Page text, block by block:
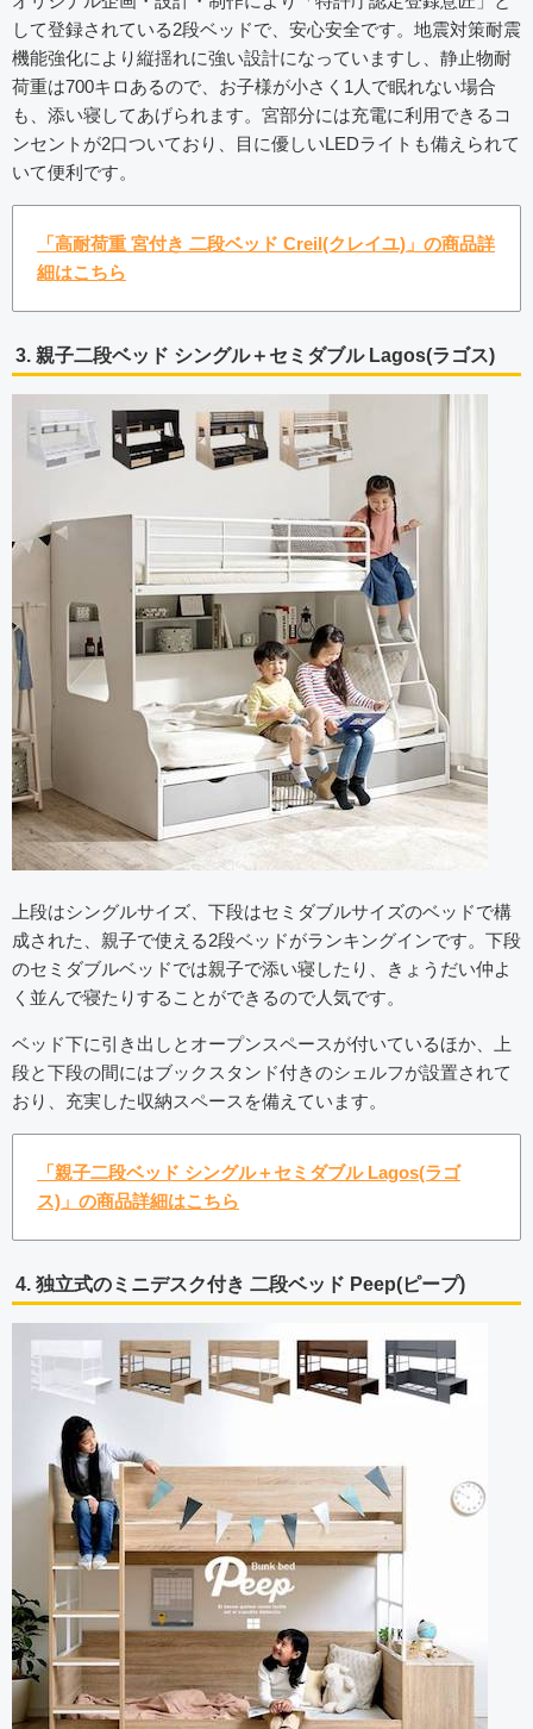
して登録されている2段ベッドで、安心安全です。地震対策耐震
機能強化により縦揺れに強い設計になっていますし、静止物耐
荷重は700キロあるので、お子様が小さく1人で眠れない場合
も、添い寝してあげられます。宮部分には充電に利用できるコ
ンセントが2口ついており、目に優しいLEDライトも備えられて
いて便利です。
「高耐荷重 宮付き 二段ベッド Creil(クレイユ)」の商品詳
細はこちら
3. 親子二段ベッド シングル＋セミダブル Lagos(ラゴス)
上段はシングルサイズ、下段はセミダブルサイズのベッドで構
成された、親子で使える2段ベッドがランキングインです。下段
のセミダブルベッドでは親子で添い寝したり、きょうだい仲よ
く並んで寝たりすることができるので人気です。
ベッド下に引き出しとオープンスペースが付いているほか、上
段と下段の間にはブックスタンド付きのシェルフが設置されて
おり、充実した収納スペースを備えています。
「親子二段ベッド シングル＋セミダブル Lagos(ラゴ
ス)」の商品詳細はこちら
4. 独立式のミニデスク付き 二段ベッド Peep(ピープ)